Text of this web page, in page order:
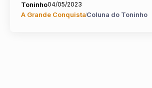
Toninho04/05/2023
A Grande ConquistaColuna do Toninho